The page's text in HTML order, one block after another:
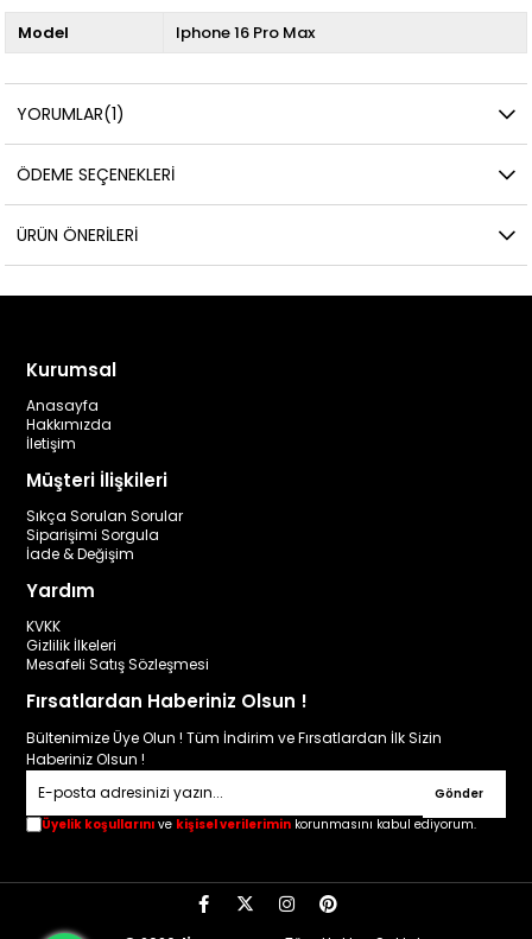
Model Iphone 16 Pro Max
YORUMLAR(1)
ÖDEME SEÇENEKLERI
ÜRÜN ÖNERILERI
Kurumsal
Anasayfa
Hakkımızda
İletişim
Müşteri İlişkileri
Sıkça Sorulan Sorular
Siparişimi Sorgula
İade & Değişim
Yardım
KVKK
Gizlilik İlkeleri
Mesafeli Satış Sözleşmesi
Fırsatlardan Haberiniz Olsun !
Bültenimize Üye Olun ! Tüm İndirim ve Fırsatlardan İlk Sizin
Haberiniz Olsun !
Gönder
Üyelik koşullarını ve kişisel verilerimin korunmasını kabul ediyorum.